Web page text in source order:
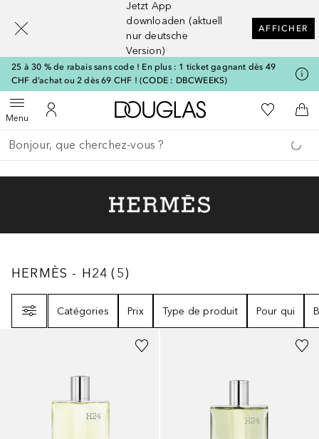
Jetzt App
downloaden (aktuell
nur deutsche
Version)
AFFICHER
25 à 30 % de rabais sans code ! En plus : 1 ticket gagnant dès 49
CHF d’achat ou 2 dès 69 CHF ! (CODE : DBCWEEKS)
MenuOuvrir le menuVers Mon Compte
Vers l'accueil Douglas
Vers Ma
Retourner
Exécuter la recherche
HERMÈS - H245
HERMÈS - H24 (5)
Catégories
Prix Type de produit Pour qui
[navigation.slideout.screenreader]